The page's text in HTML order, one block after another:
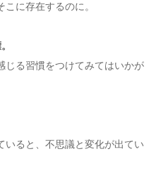
に存在するのに。
じる習慣をつけてみてはいかが
いると、不思議と変化が出てい